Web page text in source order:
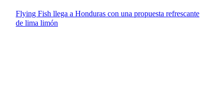
Flying Fish llega a Honduras con una propuesta refrescante
de lima limón